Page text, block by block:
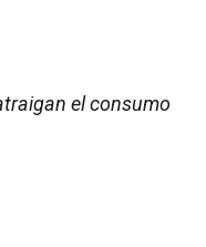
el consumo